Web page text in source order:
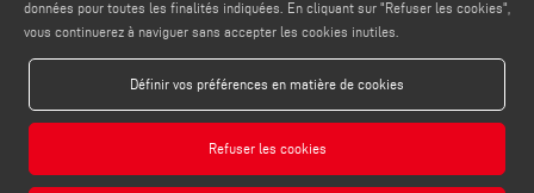
Emmegisoft S.r.l. - Via Carpi Ravarino, 300, 41019 Soliera MO - ITALY - Phone +39 059
566273 - P.IVA 03236850362
données pour toutes les finalités indiquées. En cliquant sur "Refuser les cookies",
vous continuerez à naviguer sans accepter les cookies inutiles.
Définir vos préférences en matière de cookies
Refuser les cookies